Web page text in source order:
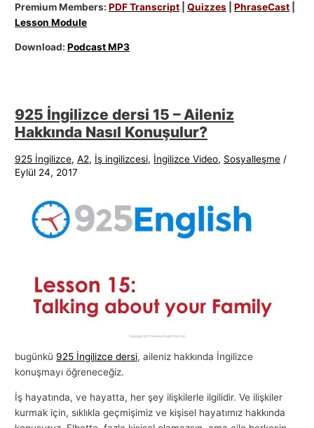
Premium Members:PDF Transcript |Quizzes |PhraseCast
Lesson Module
Download:Podcast MP3
925 İngilizce dersi 15 – Aileniz
Hakkında Nasıl Konuşulur?
925 İngilizce,A2, İş ingilizcesi, İngilizce Video, Sosyalleşme /
Eylül 24, 2017
bugünkü 925 İngilizce dersi, aileniz hakkında İngilizce
konuşmayı öğreneceğiz.
İş hayatında, ve hayatta, her şey ilişkilerle ilgilidir. Ve ilişkiler
kurmak için, sıklıkla geçmişimiz ve kişisel hayatımız hakkında